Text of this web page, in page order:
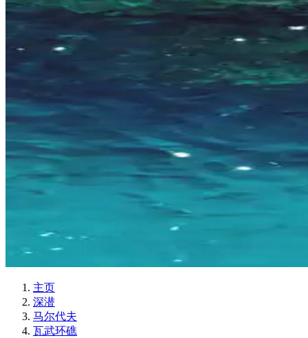
主页
深潜
马尔代夫
瓦武环礁